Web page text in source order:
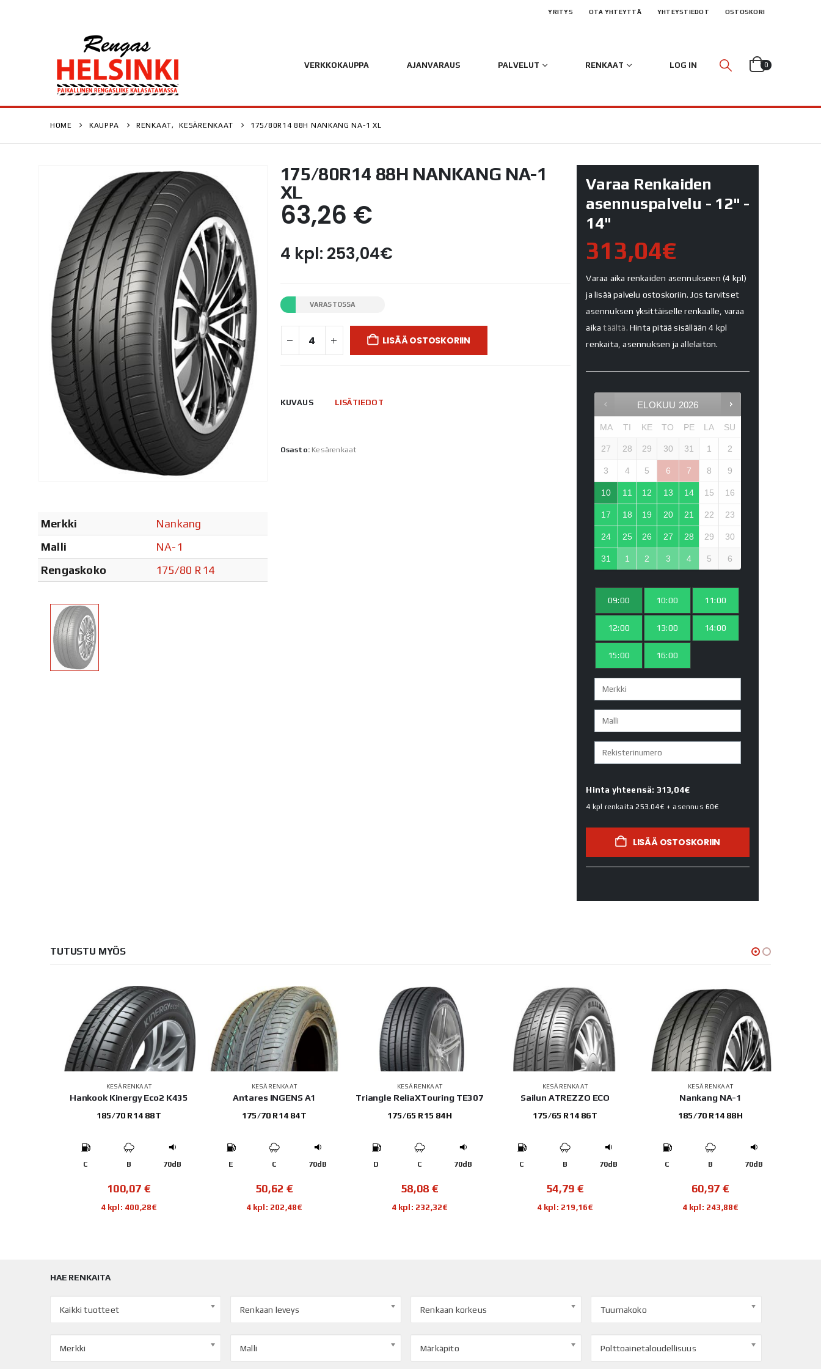
YRITYS OTA YHTEYTTÄ YHTEYSTIEDOT OSTOSKORI
VERKKOKAUPPA AJANVARAUS PALVELUT RENKAAT LOG IN 0
HOME KAUPPA RENKAAT, KESÄRENKAAT 175/80R14 88H NANKANG NA-1 XL
Merkki
Nankang
Malli
NA-1
Rengaskoko
175/80 R14
175/80R14 88H NANKANG NA-1
XL
63,26 €
4 kpl: 253,04€
VARASTOSSA
LISÄÄ OSTOSKORIIN
KUVAUS LISÄTIEDOT
Osasto: Kesärenkaat
Varaa Renkaiden
asennuspalvelu - 12" -
14"
313,04€
Varaa aika renkaiden asennukseen (4 kpl)
ja lisää palvelu ostoskoriin. Jos tarvitset
asennuksen yksittäiselle renkaalle, varaa
aikatäältä. Hinta pitää sisällään 4 kpl
renkaita, asennuksen ja allelaiton.
ELOKUU 2026
MA TI KE TO PE LA SU
27 28 29 30 31 1 2
3 4 5 6 7 8 9
10 11 12 13 14 15 16
17 18 19 20 21 22 23
24 25 26 27 28 29 30
31 1 2 3 4 5 6
09:00 10:00 11:00
12:00 13:00 14:00
15:00 16:00
Hinta yhteensä: 313,04€
4 kpl renkaita253.04€+ asennus60€
LISÄÄ OSTOSKORIIN
TUTUSTU MYÖS
KESÄRENKAAT
Hankook Kinergy Eco2 K435
185/70 R14 88T
C B 70dB
100,07 €
4 kpl: 400,28€
KESÄRENKAAT
Antares INGENS A1
175/70 R14 84T
E C 70dB
50,62 €
4 kpl: 202,48€
KESÄRENKAAT
Triangle ReliaXTouring TE307
175/65 R15 84H
D C 70dB
58,08 €
4 kpl: 232,32€
KESÄRENKAAT
Sailun ATREZZO ECO
175/65 R14 86T
C B 70dB
54,79 €
4 kpl: 219,16€
KESÄRENKAAT
Nankang NA-1
185/70 R14 88H
C B 70dB
60,97 €
4 kpl: 243,88€
HAE RENKAITA
Kaikki tuotteet Renkaan leveys Renkaan korkeus Tuumakoko
Merkki Malli Märkäpito Polttoainetaloudellisuus